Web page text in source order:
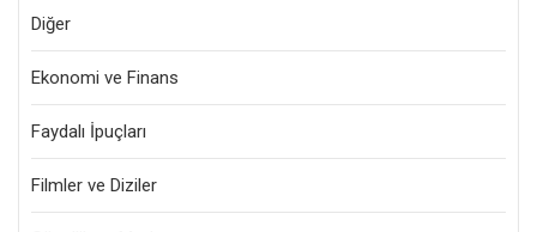
Diğer
Ekonomi ve Finans
Faydalı İpuçları
Filmler ve Diziler